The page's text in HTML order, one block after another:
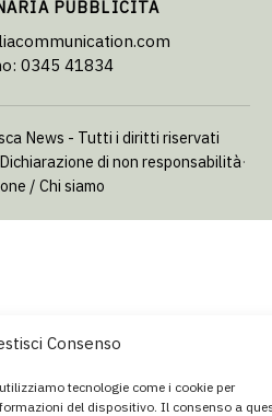
Consenso
tecnologie come i cookie per
del dispositivo. Il consenso a
PUBBLICITÀ
0345 41834
News - Tutti i diritti riservati
Dichiarazione di non responsabilità·
/ Chi siamo